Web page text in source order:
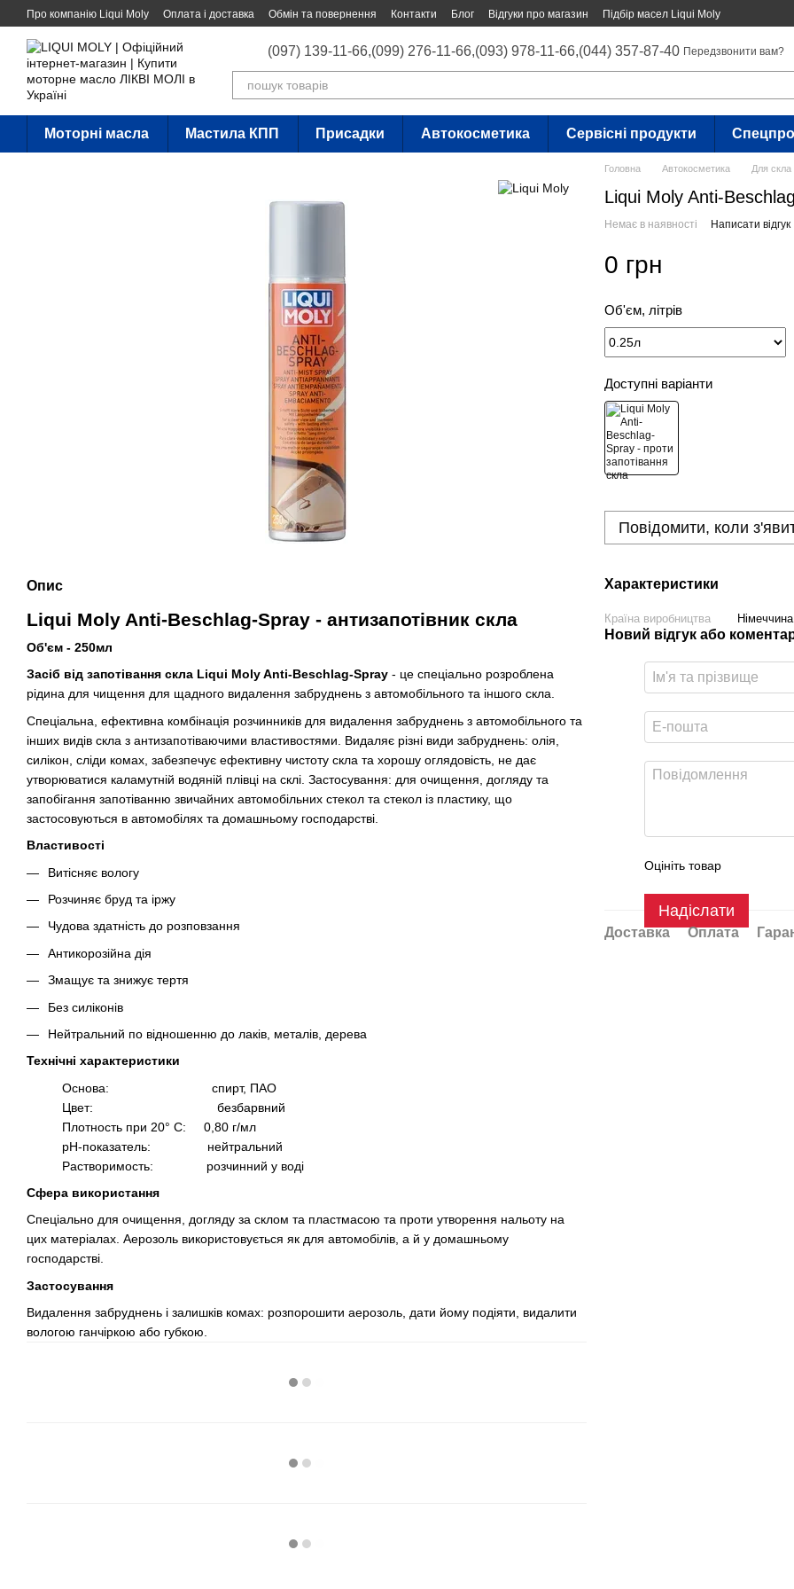
Перейти до основного контенту
Про компанію Liqui Moly Оплата і доставка Обмін та повернення Контакти Блог Відгуки про магазин Підбір масел Liqui Moly
(097) 139-11-66,(099) 276-11-66,(093) 978-11-66,(044) 357-87-40 Передзвонити вам?
Моторні масла Мастила КПП Присадки Автокосметика Сервісні продукти
Опис
Liqui Moly Anti-Beschlag-Spray - антизапотівник скла
Об'єм - 250мл
Засіб від запотівання скла Liqui Moly Anti-Beschlag-Spray - це спеціально розроблена
рідина для чищення для щадного видалення забруднень з автомобільного та іншого скла.
Спеціальна, ефективна комбінація розчинників для видалення забруднень з автомобільного та
інших видів скла з антизапотіваючими властивостями. Видаляє різні види забруднень: олія,
силікон, сліди комах, забезпечує ефективну чистоту скла та хорошу оглядовість, не дає
утворюватися каламутній водяній плівці на склі. Застосування: для очищення, догляду та
запобігання запотіванню звичайних автомобільних стекол та стекол із пластику, що
застосовуються в автомобілях та домашньому господарстві.
Властивості
Витісняє вологу
Розчиняє бруд та іржу
Чудова здатність до розповзання
Антикорозійна дія
Змащує та знижує тертя
Без силіконів
Нейтральний по відношенню до лаків, металів, дерева
Технічні характеристики
Основа: спирт, ПАО
Цвет: безбарвний
Плотность при 20° С: 0,80 г/мл
рН-показатель: нейтральний
Растворимость: розчинний у воді
Сфера використання
Спеціально для очищення, догляду за склом та пластмасою та проти утворення нальоту на
цих матеріалах. Аерозоль використовується як для автомобілів, а й у домашньому
господарстві.
Застосування
Видалення забруднень і залишків комах: розпорошити аерозоль, дати йому подіяти, видалити
вологою ганчіркою або губкою.
Головна Автокосметика Для скла
Liqui Moly Anti-
Немає в наявності Написати відгук
0 грн
Об'єм, літрів
Доступні варіанти
Повідомити, коли
Характеристики
Країна виробництва Німеччина
Новий відгук або
Оцініть товар
Надіслати
Доставка Оплата